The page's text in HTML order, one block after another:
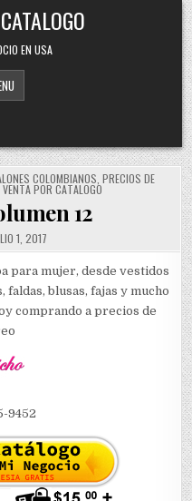
EN USA
COLOMBIANOS PRECIOS DE
VENTA POR CATALOGO
12
1, 2017
para mujer, desde vestidos
blusas, fajas y mucho
comprando a precios de
9452